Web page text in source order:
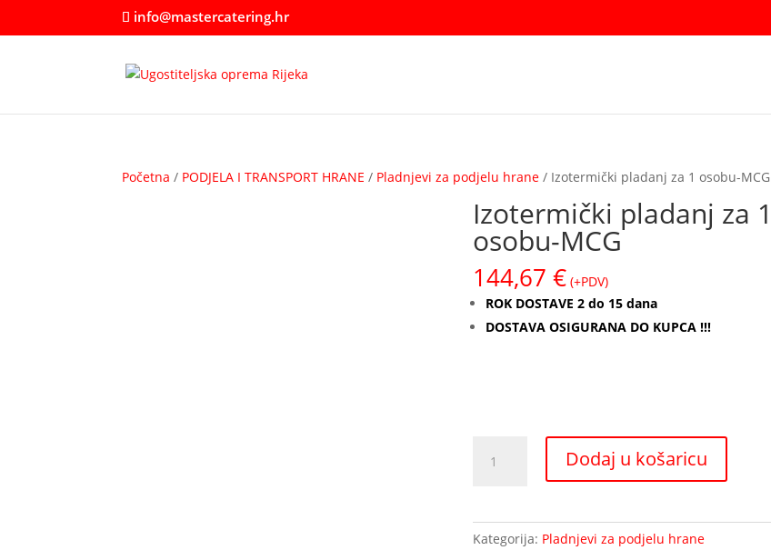
info@mastercatering.hr
Početna / PODJELA I TRANSPORT HRANE / Pladnjevi za podjelu hrane / Izotermički pladanj za 1 osobu-MCG
Izotermički pladanj za 1
osobu-MCG
144,67€ (+PDV)
ROK DOSTAVE 2 do 15 dana
DOSTAVA OSIGURANA DO KUPCA !!!
pladanj
MCG
Dodaj u košaricu
Kategorija: Pladnjevi za podjelu hrane